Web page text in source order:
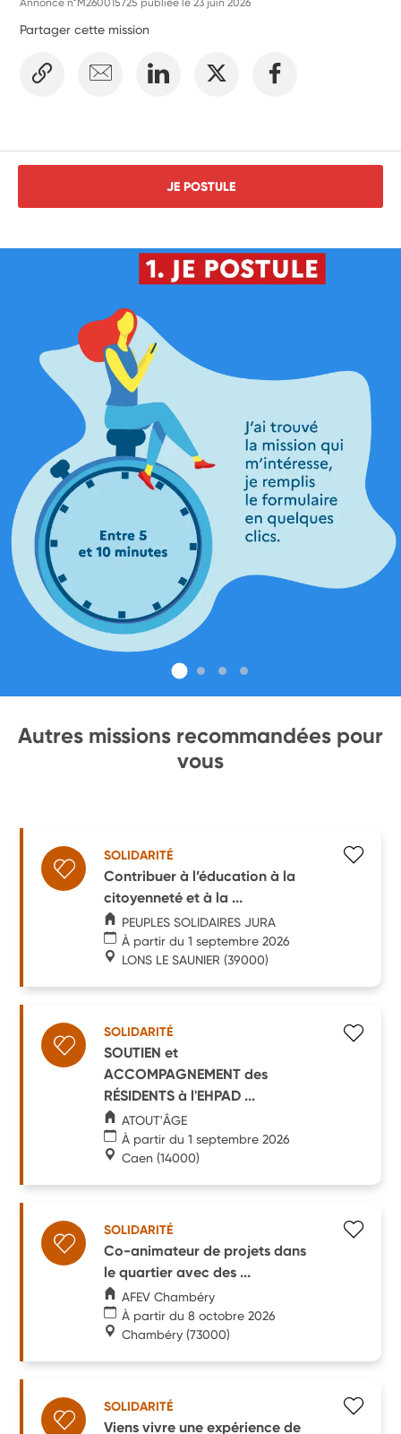
Partager cette mission
JE POSTULE
Autres missions recommandées pour
vous
SOLIDARITÉ
Contribuer à l’éducation à la
citoyenneté et à la ...
PEUPLES SOLIDAIRES JURA
À partir du 1 septembre 2026
LONS LE SAUNIER (39000)
SOLIDARITÉ
SOUTIEN et
ACCOMPAGNEMENT des
RÉSIDENTS à l'EHPAD ...
ATOUT'ÂGE
À partir du 1 septembre 2026
Caen (14000)
SOLIDARITÉ
Co-animateur de projets dans
le quartier avec des ...
AFEV Chambéry
À partir du 8 octobre 2026
Chambéry (73000)
SOLIDARITÉ
Viens vivre une expérience de